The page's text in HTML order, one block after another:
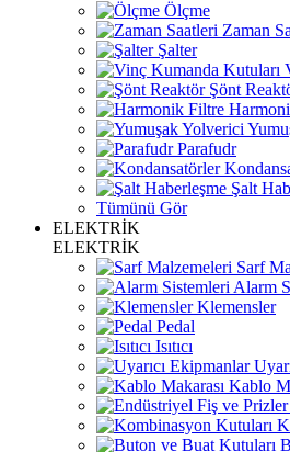
Ölçme
Zaman
Şalter
Şönt
Parafudr
Şalt
Tümünü Gör
ELEKTRİK
ELEKTRİK
Sarf
Alarm
Klemensler
Pedal
Isıtıcı
Kablo